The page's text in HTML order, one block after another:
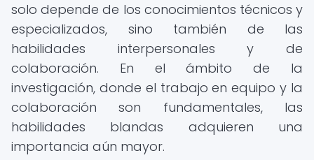
solo depende de los conocimientos técnicos y
especializados, sino también de las
habilidades interpersonales y de
colaboración. En el ámbito de la
investigación, donde el trabajo en equipo y la
colaboración son fundamentales, las
habilidades blandas adquieren una
importancia aún mayor.